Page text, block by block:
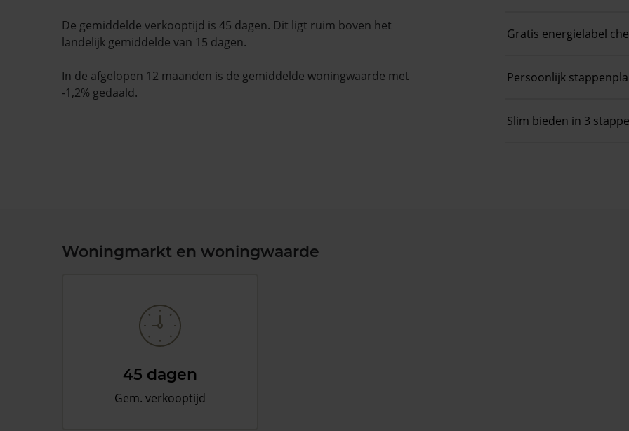
De gemiddelde verkooptijd is 45 dagen. Dit ligt ruim boven het
landelijk gemiddelde van 15 dagen.
In de afgelopen 12 maanden is de gemiddelde woningwaarde met
-1,2% gedaald.
Gratis energielabel
Persoonlijk
Slim bieden in 3
Woningmarkt en woningwaarde
45 dagen
Gem. verkooptijd